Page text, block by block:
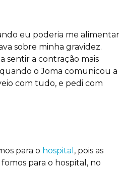
eu poderia me alimentar
sobre minha gravidez.
sentir a contração mais
o Joma comunicou a
com tudo, e pedi com
para o hospital , pois as
para o hospital, no